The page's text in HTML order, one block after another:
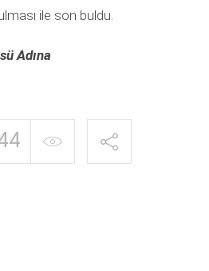
ile son buldu.
Adına